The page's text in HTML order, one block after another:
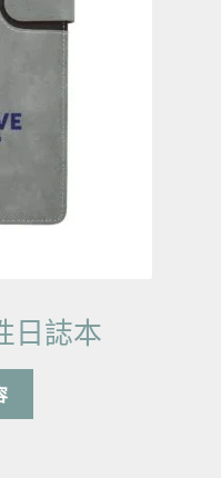
日誌本